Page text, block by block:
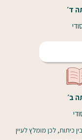
ד׳
ב׳
כיתות, לכן מומלץ לעיין